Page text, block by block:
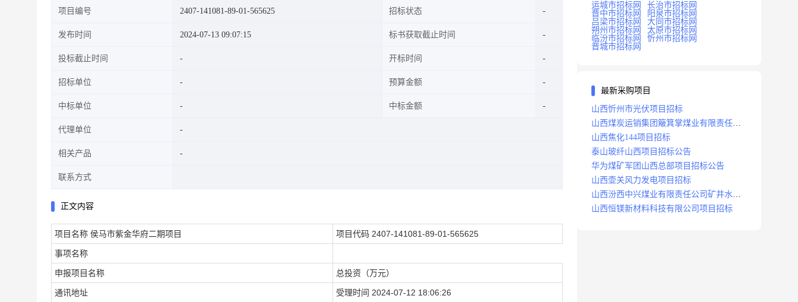
项目编号 2407-141081-89-01-565625 招标状态
发布时间 2024-07-13 09:07:15 标书获取截止时间
投标截止时间 开标时间
招标单位 预算金额
中标单位 中标金额
代理单位
相关产品
联系方式
正文内容
项目名称 侯马市紫金华府二期项目 项目代码 2407-141081-89-01-565625
事项名称
申报项目名称 总投资（万元）
通讯地址 受理时间 2024-07-12 18:06:26
运城市招标网
长治市招标网
晋中市招标网
阳泉市招标网
吕梁市招标网
大同市招标网
朔州市招标网
太原市招标网
临汾市招标网
忻州市招标网
晋城市招标网
最新采购项目
山西忻州市光伏项目招标
山西煤炭运销集团簸箕掌煤业有限责任公
司井田地面三维地震勘探项目招标
山西焦化144项目招标
泰山玻纤山西项目招标公告
华为煤矿军团山西总部项目招标公告
山西壶关风力发电项目招标
山西汾西中兴煤业有限责任公司矿井水处
理站升级改造项目招标
山西恒镁新材料科技有限公司项目招标